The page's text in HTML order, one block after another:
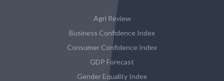
Agri Review
Business Confidence Index
Consumer Confidence Index
GDP Forecast
Gender Equality Index